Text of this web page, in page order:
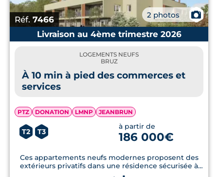
Réf. 7466 2 photos
📷
Livraison au 4ème trimestre 2026
LOGEMENTS NEUFS
BRUZ
À 10 min à pied des commerces et
services
PTZ DONATION LMNP JEANBRUN
T2 T3
à partir de
186 000€
Ces appartements neufs modernes proposent des
extérieurs privatifs dans une résidence sécurisée à
seulement quelques minutes du centre-ville de Bruz.